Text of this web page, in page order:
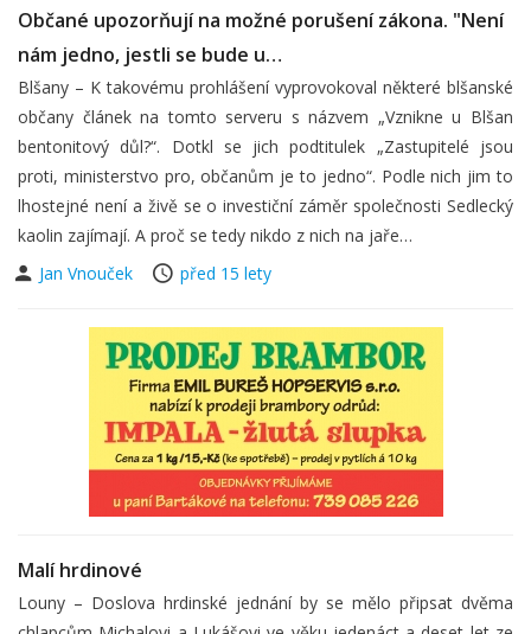
Občané upozorňují na možné porušení zákona. "Není
nám jedno, jestli se bude u…
Blšany – K takovému prohlášení vyprovokoval některé blšanské
občany článek na tomto serveru s názvem „Vznikne u Blšan
bentonitový důl?“. Dotkl se jich podtitulek „Zastupitelé jsou
proti, ministerstvo pro, občanům je to jedno“. Podle nich jim to
lhostejné není a živě se o investiční záměr společnosti Sedlecký
kaolin zajímají. A proč se tedy nikdo z nich na jaře…
Jan Vnouček
před 15 lety
Malí hrdinové
Louny – Doslova hrdinské jednání by se mělo připsat dvěma